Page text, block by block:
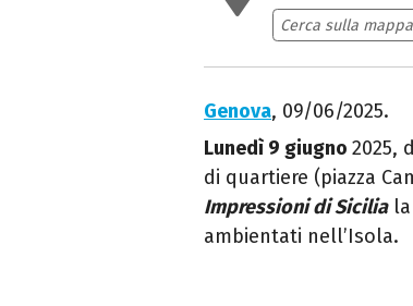
Cerca sulla mappa
Genova, 09/06/2025.
Lunedì 9 giugno 2025,
di quartiere (piazza
Impressioni di Siciliala
ambientati nell’Isola.